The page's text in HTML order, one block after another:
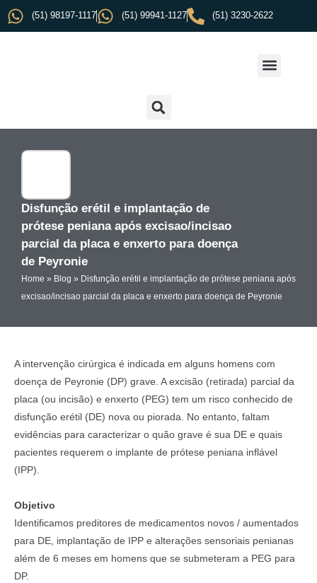
(51) 98197-1117 (51) 99941-1127 (51) 3230-2622
Disfunção erétil e implantação de
prótese peniana após excisao/incisao
parcial da placa e enxerto para doença
de Peyronie
Home » Blog » Disfunção erétil e implantação de prótese peniana após
excisao/incisao parcial da placa e enxerto para doença de Peyronie
A intervenção cirúrgica é indicada em alguns homens com
doença de Peyronie (DP) grave. A excisão (retirada) parcial da
placa (ou incisão) e enxerto (PEG) tem um risco conhecido de
disfunção erétil (DE) nova ou piorada. No entanto, faltam
evidências para caracterizar o quão grave é sua DE e quais
pacientes requerem o implante de prótese peniana inflável
(IPP).
Objetivo
Identificamos preditores de medicamentos novos / aumentados
para DE, implantação de IPP e alterações sensoriais penianas
além de 6 meses em homens que se submeteram a PEG para
DP.